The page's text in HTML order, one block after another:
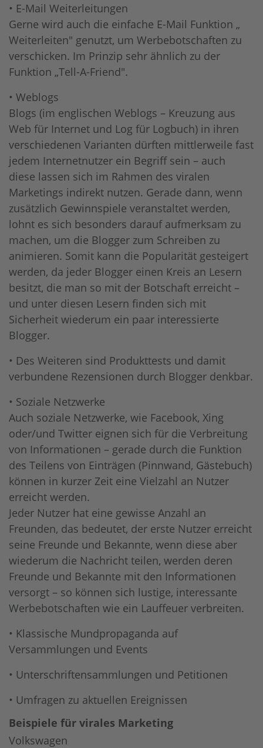
• E-Mail Weiterleitungen
Gerne wird auch die einfache E-Mail Funktion „
Weiterleiten" genutzt, um Werbebotschaften zu
verschicken. Im Prinzip sehr ähnlich zu der
Funktion „Tell-A-Friend".
• Weblogs
Blogs (im englischen Weblogs – Kreuzung aus
Web für Internet und Log für Logbuch) in ihren
verschiedenen Varianten dürften mittlerweile fast
jedem Internetnutzer ein Begriff sein – auch
diese lassen sich im Rahmen des viralen
Marketings indirekt nutzen. Gerade dann, wenn
zusätzlich Gewinnspiele veranstaltet werden,
lohnt es sich besonders darauf aufmerksam zu
machen, um die Blogger zum Schreiben zu
animieren. Somit kann die Popularität gesteigert
werden, da jeder Blogger einen Kreis an Lesern
besitzt, die man so mit der Botschaft erreicht –
und unter diesen Lesern finden sich mit
Sicherheit wiederum ein paar interessierte
Blogger.
• Des Weiteren sind Produkttests und damit
verbundene Rezensionen durch Blogger denkbar.
• Soziale Netzwerke
Auch soziale Netzwerke, wie Facebook, Xing
oder/und Twitter eignen sich für die Verbreitung
von Informationen – gerade durch die Funktion
des Teilens von Einträgen (Pinnwand, Gästebuch)
können in kurzer Zeit eine Vielzahl an Nutzer
erreicht werden.
Jeder Nutzer hat eine gewisse Anzahl an
Freunden, das bedeutet, der erste Nutzer erreicht
seine Freunde und Bekannte, wenn diese aber
wiederum die Nachricht teilen, werden deren
Freunde und Bekannte mit den Informationen
versorgt – so können sich lustige, interessante
Werbebotschaften wie ein Lauffeuer verbreiten.
• Klassische Mundpropaganda auf
Versammlungen und Events
• Unterschriftensammlungen und Petitionen
• Umfragen zu aktuellen Ereignissen
Beispiele für virales Marketing
Volkswagen